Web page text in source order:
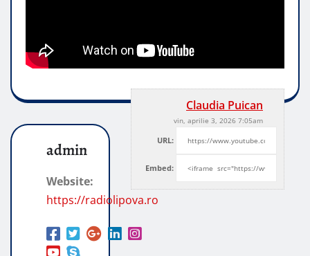
Claudia Puican
vin, aprilie 3, 2026 7:05am
URL:
Embed:
admin
Website:
https://radiolipova.ro